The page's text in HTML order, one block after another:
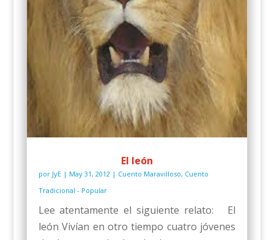
El león
por JyE| May 31, 2012| Cuento Maravilloso, Cuento
Tradicional - Popular
Lee atentamente el siguiente relato: El
león Vivían en otro tiempo cuatro jóvenes